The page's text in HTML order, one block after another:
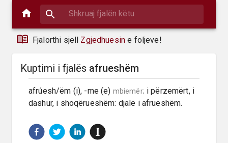
Fjalorthi sjell Zgjedhuesin e foljeve!
Kuptimi i fjalës afrueshëm
afrúesh/ëm (i), -me (e) mbiemër; i përzemërt, i
dashur, i shoqërueshëm: djalë i afrueshëm.